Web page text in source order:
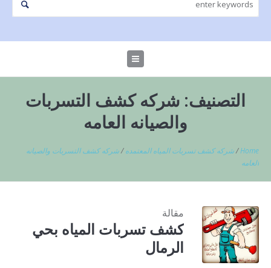
التصنيف: شركه كشف التسربات
والصيانه العامه
Home
/شركه كشف تسربات المياه المعتمده /شركه كشف التسربات والصيانه
العامه
مقالة
كشف تسربات المياه بحي
الرمال